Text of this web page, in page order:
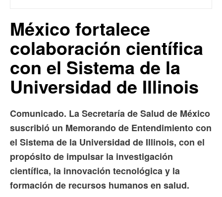
México fortalece
colaboración científica
con el Sistema de la
Universidad de Illinois
Comunicado. La Secretaría de Salud de México
suscribió un Memorando de Entendimiento con
el Sistema de la Universidad de Illinois, con el
propósito de impulsar la investigación
científica, la innovación tecnológica y la
formación de recursos humanos en salud.